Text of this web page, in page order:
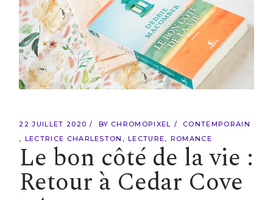
22 JUILLET 2020 BY CHROMOPIXEL
CONTEMPORAIN
LECTRICE CHARLESTON
LECTURE ROMANCE
Le bon côté de la vie :
Retour à Cedar Cove